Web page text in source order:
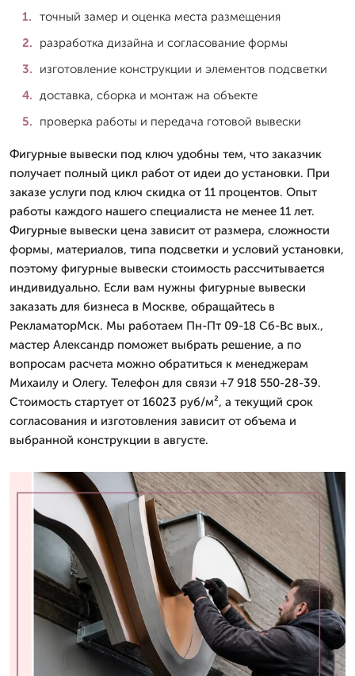
точный замер и оценка места размещения
разработка дизайна и согласование формы
изготовление конструкции и элементов подсветки
доставка, сборка и монтаж на объекте
проверка работы и передача готовой вывески
Фигурные вывески под ключ удобны тем, что заказчик
получает полный цикл работ от идеи до установки. При
заказе услуги под ключ скидка от 11 процентов. Опыт
работы каждого нашего специалиста не менее 11 лет.
Фигурные вывески цена зависит от размера, сложности
формы, материалов, типа подсветки и условий установки,
поэтому фигурные вывески стоимость рассчитывается
индивидуально. Если вам нужны фигурные вывески
заказать для бизнеса в Москве, обращайтесь в
РекламаторМск. Мы работаем Пн-Пт 09-18 Сб-Вс вых.,
мастер Александр поможет выбрать решение, а по
вопросам расчета можно обратиться к менеджерам
Михаилу и Олегу. Телефон для связи +7 918 550-28-39.
Стоимость стартует от 16023 руб/м², а текущий срок
согласования и изготовления зависит от объема и
выбранной конструкции в августе.